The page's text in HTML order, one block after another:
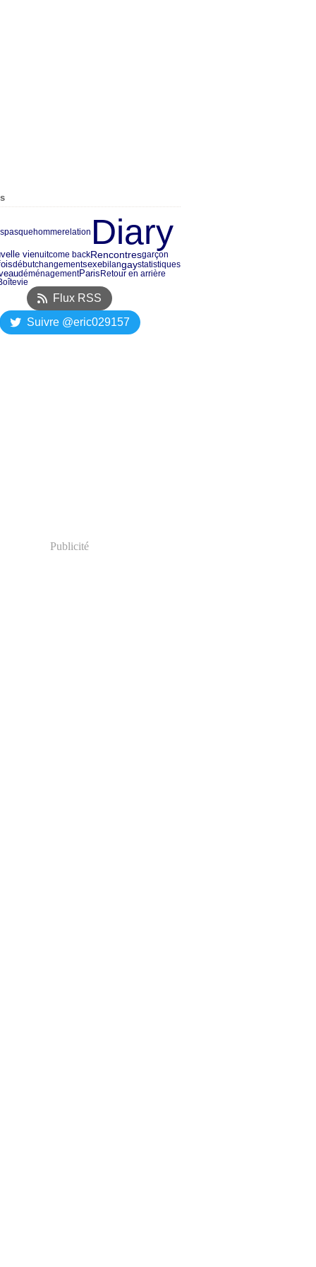
hommerelation Diary
vienuitcome backRencontresgarçon
débutchangementsexebilangaystatistiques
déménagementParis Retour en arrière
vie
Flux RSS
Suivre @eric029157
Publicité